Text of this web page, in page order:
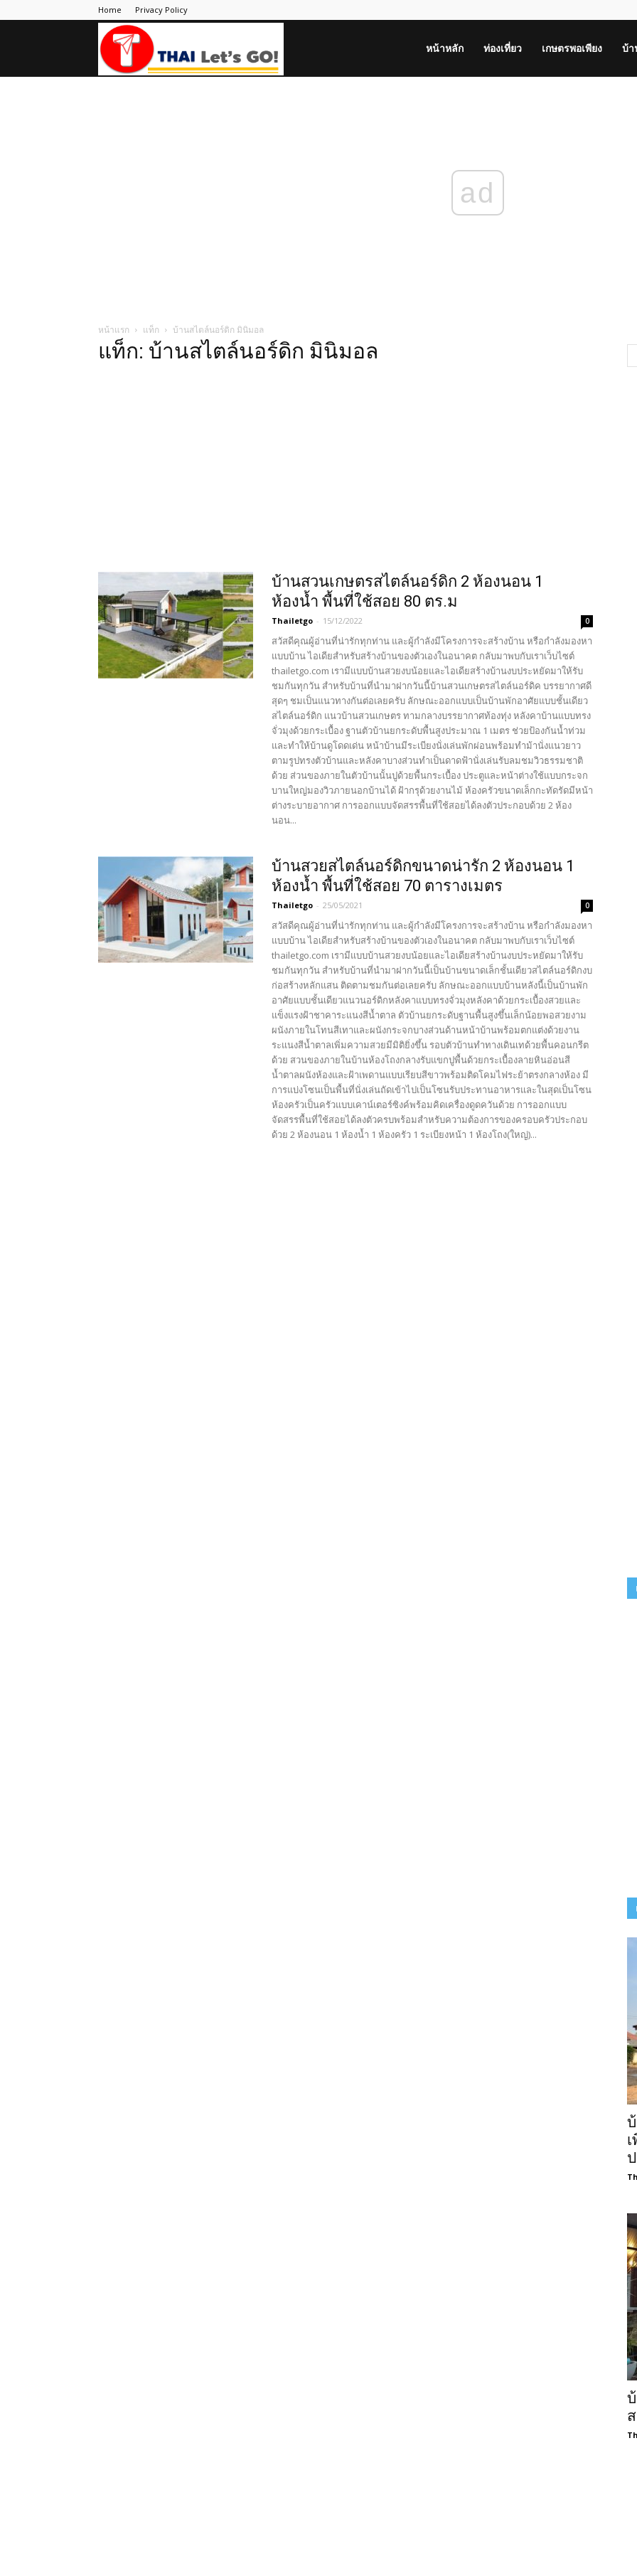
Home Privacy Policy
หน้าหลัก ท่องเที่ยว เกษตรพอเพียง บ้
ad
หน้าแรก แท็ก บ้านสไตล์นอร์ดิก มินิมอล
แท็ก: บ้านสไตล์นอร์ดิก มินิมอล
บ้านสวนเกษตรสไตล์นอร์ดิก 2 ห้องนอน 1
ห้องน้ำ พื้นที่ใช้สอย 80 ตร.ม
Thailetgo - 15/12/2022 0
สวัสดีคุณผู้อ่านที่น่ารักทุกท่าน และผู้กำลังมีโครงการจะสร้างบ้าน หรือกำลังมองหา
แบบบ้าน ไอเดียสำหรับสร้างบ้านของตัวเองในอนาคต กลับมาพบกับเราเว็บไซต์
thailetgo.com เรามีแบบบ้านสวยงบน้อยและไอเดียสร้างบ้านงบประหยัดมาให้รับ
ชมกันทุกวัน สำหรับบ้านที่นำมาฝากวันนี้บ้านสวนเกษตรสไตล์นอร์ดิค บรรยากาศดี
สุดๆ ชมเป็นแนวทางกันต่อเลยครับ ลักษณะออกแบบเป็นบ้านพักอาศัยแบบชั้นเดียว
สไตล์นอร์ดิก แนวบ้านสวนเกษตร ทามกลางบรรยากาศท้องทุ่ง หลังคาบ้านแบบทรง
จั่วมุงด้วยกระเบื้อง ฐานตัวบ้านยกระดับพื้นสูงประมาณ 1 เมตร ช่วยป้องกันน้ำท่วม
และทำให้บ้านดูโดดเด่น หน้าบ้านมีระเบียงนั่งเล่นพักผ่อนพร้อมทำม้านั่งแนวยาว
ตามรูปทรงตัวบ้านและหลังคาบางส่วนทำเป็นดาดฟ้านั่งเล่นรับลมชมวิวธรรมชาติ
ด้วย ส่วนของภายในตัวบ้านนั้นปูด้วยพื้นกระเบื้อง ประตูและหน้าต่างใช้แบบกระจก
บานใหญ่มองวิวภายนอกบ้านได้ ฝ้ากรุด้วยงานไม้ ห้องครัวขนาดเล็กกะทัดรัดมีหน้า
ต่างระบายอากาศ การออกแบบจัดสรรพื้นที่ใช้สอยได้ลงตัวประกอบด้วย 2 ห้อง
นอน...
บ้านสวยสไตล์นอร์ดิกขนาดน่ารัก 2 ห้องนอน 1
ห้องน้ำ พื้นที่ใช้สอย 70 ตารางเมตร
Thailetgo - 25/05/2021 0
สวัสดีคุณผู้อ่านที่น่ารักทุกท่าน และผู้กำลังมีโครงการจะสร้างบ้าน หรือกำลังมองหา
แบบบ้าน ไอเดียสำหรับสร้างบ้านของตัวเองในอนาคต กลับมาพบกับเราเว็บไซต์
thailetgo.com เรามีแบบบ้านสวยงบน้อยและไอเดียสร้างบ้านงบประหยัดมาให้รับ
ชมกันทุกวัน สำหรับบ้านที่นำมาฝากวันนี้เป็นบ้านขนาดเล็กชั้นเดียวสไตล์นอร์ดิกงบ
ก่อสร้างหลักแสน ติดตามชมกันต่อเลยครับ ลักษณะออกแบบบ้านหลังนี้เป็นบ้านพัก
อาศัยแบบชั้นเดียวแนวนอร์ดิกหลังคาแบบทรงจั่วมุงหลังคาด้วยกระเบื้องสวยและ
แข็งแรงฝ้าชาคาระแนงสีน้ำตาล ตัวบ้านยกระดับฐานพื้นสูงขึ้นเล็กน้อยพอสวยงาม
ผนังภายในโทนสีเทาและผนังกระจกบางส่วนด้านหน้าบ้านพร้อมตกแต่งด้วยงาน
ระแนงสีน้ำตาลเพิ่มความสวยมีมิติยิ่งขึ้น รอบตัวบ้านทำทางเดินเทด้วยพื้นคอนกรีต
ด้วย สวนของภายในบ้านห้องโถงกลางรับแขกปูพื้นด้วยกระเบื้องลายหินอ่อนสี
น้ำตาลผนังห้องและฝ้าเพดานแบบเรียบสีขาวพร้อมติดโคมไฟระย้าตรงกลางห้อง มี
การแบ่งโซนเป็นพื้นที่นั่งเล่นถัดเข้าไปเป็นโซนรับประทานอาหารและในสุดเป็นโซน
ห้องครัวเป็นครัวแบบเคาน์เตอร์ซิงค์พร้อมคิดเครื่องดูดควันด้วย การออกแบบ
จัดสรรพื้นที่ใช้สอยได้ลงตัวครบพร้อมสำหรับความต้องการของครอบครัวประกอบ
ด้วย 2 ห้องนอน 1 ห้องน้ำ 1 ห้องครัว 1 ระเบียงหน้า 1 ห้องโถง(ใหญ่)...